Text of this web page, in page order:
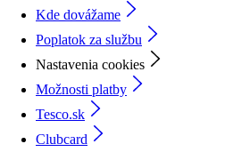
Kde dovážame
Poplatok za službu
Nastavenia cookies
Možnosti platby
Tesco.sk
Clubcard